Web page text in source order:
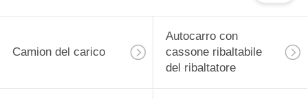
Camion del carico
Autocarro con
cassone ribaltabile
del ribaltatore